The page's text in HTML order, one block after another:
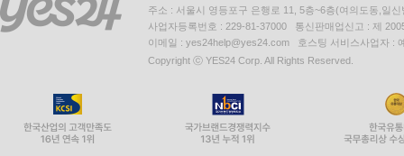
주소 : 서울시 영등포구 은행로 11, 5층~6층(여의도동,일신
사업자등록번호 : 229-81-37000 통신판매업신고 : 제
이메일 : yes24help@yes24.com 호스팅 서비스사업자 :
Copyright ⓒ YES24 Corp. All Rights Reserved.